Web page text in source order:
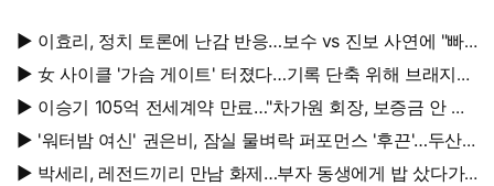
▶ 이효리, 정치 토론에 난감 반응…보수 vs 진보 사연에 "빠
지면 안 될까요?"
▶ 女 사이클 '가슴 게이트' 터졌다…기록 단축 위해 브래지어
에 솜 넣는다?
▶ 이승기 105억 전세계약 만료…"차가원 회장, 보증금 안 주
면 법적 조치"
▶ '워터밤 여신' 권은비, 잠실 물벼락 퍼포먼스 '후끈'…두산
승리요정 등극
▶ 박세리, 레전드끼리 만남 화제…부자 동생에게 밥 샀다가